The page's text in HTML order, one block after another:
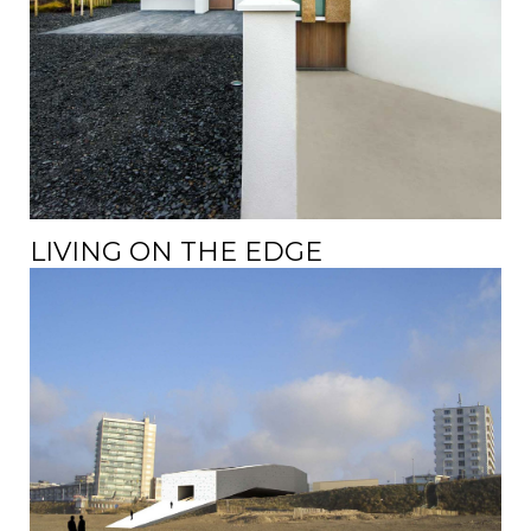
LIVING ON THE EDGE